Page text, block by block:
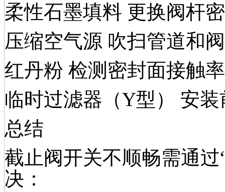
柔性石墨填料 更换阀杆
压缩空气源 吹扫管道和
红丹粉 检测密封面接触率
临时过滤器（Y型） 安
总结
截止阀开关不顺畅需通
决：